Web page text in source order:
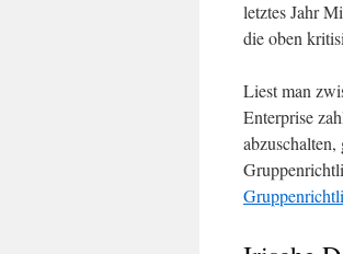
letztes Jahr
die oben
Liest man
Enterprise